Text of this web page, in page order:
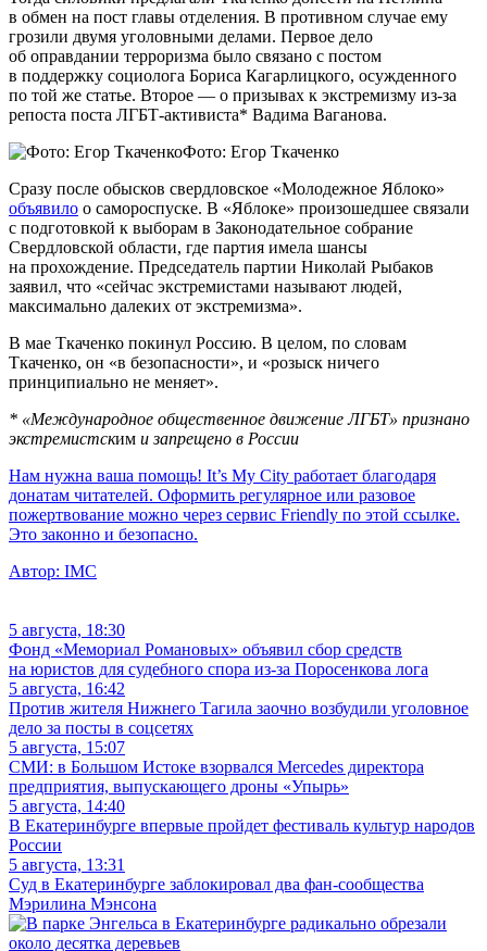
в обмен на пост главы отделения. В противном случае ему
грозили двумя уголовными делами. Первое дело
об оправдании терроризма было связано с постом
в поддержку социолога Бориса Кагарлицкого, осужденного
по той же статье. Второе — о призывах к экстремизму из-за
репоста поста ЛГБТ-активиста* Вадима Ваганова.
Фото: Егор Ткаченко
Сразу после обысков свердловское «Молодежное Яблоко»
объявило о самороспуске. В «Яблоке» произошедшее связали
с подготовкой к выборам в Законодательное собрание
Свердловской области, где партия имела шансы
на прохождение. Председатель партии Николай Рыбаков
заявил, что «сейчас экстремистами называют людей,
максимально далеких от экстремизма».
В мае Ткаченко покинул Россию. В целом, по словам
Ткаченко, он «в безопасности», и «розыск ничего
принципиально не меняет».
* «Международное общественное движение ЛГБТ» признано
экстремистским и запрещено в России
Нам нужна ваша помощь! It’s My City работает благодаря
донатам читателей. Оформить регулярное или разовое
пожертвование можно через сервис Friendly по этой ссылке.
Это законно и безопасно.
Автор: IMC
5 августа, 18:30
Фонд «Мемориал Романовых» объявил сбор средств
на юристов для судебного спора из-за Поросенкова лога
5 августа, 16:42
Против жителя Нижнего Тагила заочно возбудили уголовное
дело за посты в соцсетях
5 августа, 15:07
СМИ: в Большом Истоке взорвался Mercedes директора
предприятия, выпускающего дроны «Упырь»
5 августа, 14:40
В Екатеринбурге впервые пройдет фестиваль культур народов
России
5 августа, 13:31
Суд в Екатеринбурге заблокировал два фан-сообщества
Мэрилина Мэнсона